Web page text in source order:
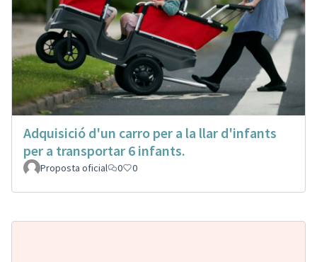
Adquisició d'un carro per a la llar d'infants
per a transportar 6 infants.
Proposta oficial 0 0